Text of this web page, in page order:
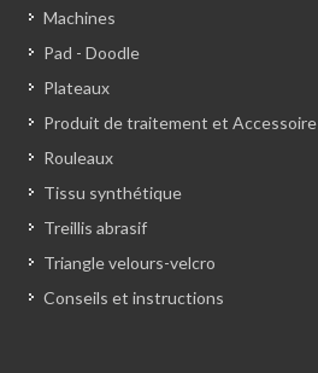
Machines
Pad - Doodle
Plateaux
Produit de traitement et Accessoire
Rouleaux
Tissu synthétique
Treillis abrasif
Triangle velours-velcro
Conseils et instructions